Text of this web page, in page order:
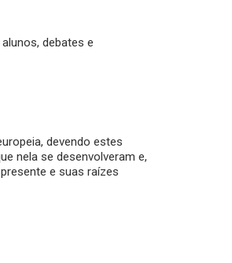
debates e
devendo estes
nela se desenvolveram e,
e suas raízes